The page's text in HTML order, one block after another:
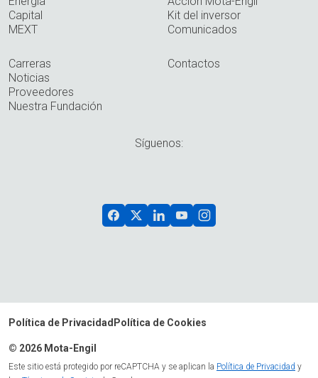
Capital
MEXT
Kit del inversor
Comunicados
Carreras
Noticias
Proveedores
Nuestra Fundación
Contactos
Síguenos:
Política de Privacidad Política de Cookies
© 2026 Mota-Engil
Este sitio está protegido por reCAPTCHA y se aplican la Política de Privacidad y